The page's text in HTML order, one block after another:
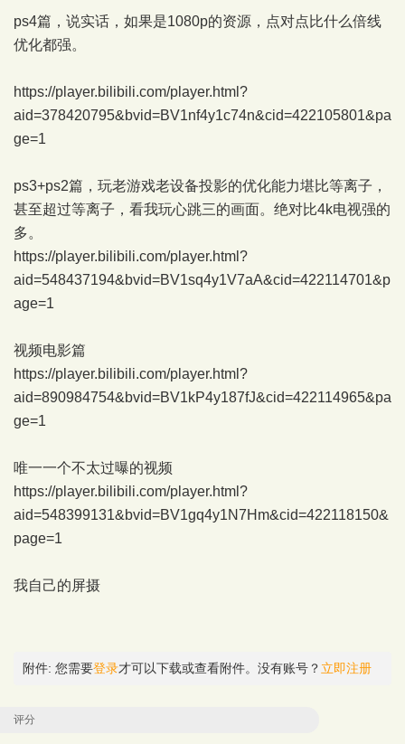
ps4篇，说实话，如果是1080p的资源，点对点比什么倍线
优化都强。
https://player.bilibili.com/player.html?
aid=378420795&bvid=BV1nf4y1c74n&cid=422105801&pa
ge=1
ps3+ps2篇，玩老游戏老设备投影的优化能力堪比等离子，
甚至超过等离子，看我玩心跳三的画面。绝对比4k电视强的
多。
https://player.bilibili.com/player.html?
aid=548437194&bvid=BV1sq4y1V7aA&cid=422114701&p
age=1
视频电影篇
https://player.bilibili.com/player.html?
aid=890984754&bvid=BV1kP4y187fJ&cid=422114965&pa
ge=1
唯一一个不太过曝的视频
https://player.bilibili.com/player.html?
aid=548399131&bvid=BV1gq4y1N7Hm&cid=422118150&
page=1
我自己的屏摄
附件: 您需要登录才可以下载或查看附件。没有账号？ 立即注册
评分